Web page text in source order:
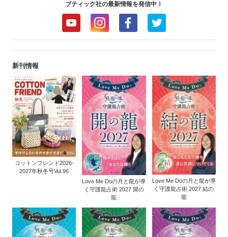
ブティック社の最新情報を発信中！
新刊情報
コットンフレンド2026-
2027年秋冬号Vol.96
Love Me Doの月と龍が導
く守護龍占術 2027 開の
龍
Love Me Doの月と龍が導
く守護龍占術 2027 結の
龍